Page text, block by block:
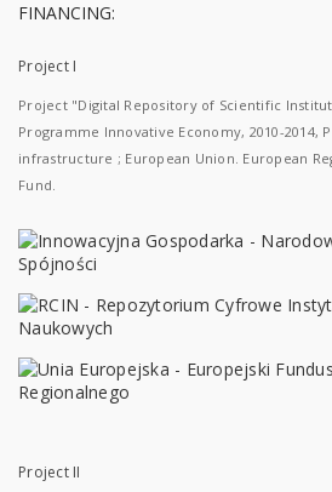
FINANCING:
Project I
Project "Digital Repository of Scientific
Programme Innovative Economy, 2010-2014,
infrastructure ; European Union. European
Fund.
Project II